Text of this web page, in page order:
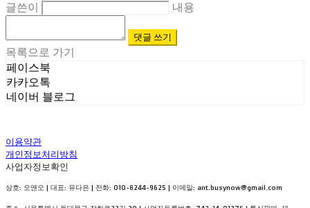
글쓴이
내용
댓글 쓰기
목록으로 가기
페이스북
카카오톡
네이버 블로그
이용약관
개인정보처리방침
사업자정보확인
상호: 오앤오 | 대표: 유다은 | 전화: 010-8244-9625 | 이메일: ant.busynow@gmail.com